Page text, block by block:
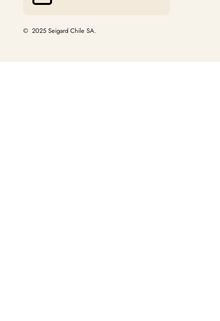
© 2025 Seigard Chile SA.